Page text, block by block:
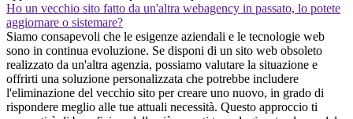
Ho un vecchio sito fatto da un'altra webagency in passato, lo potete
aggiornare o sistemare?
Siamo consapevoli che le esigenze aziendali e le tecnologie web
sono in continua evoluzione. Se disponi di un sito web obsoleto
realizzato da un'altra agenzia, possiamo valutare la situazione e
offrirti una soluzione personalizzata che potrebbe includere
l'eliminazione del vecchio sito per creare uno nuovo, in grado di
rispondere meglio alle tue attuali necessità. Questo approccio ti